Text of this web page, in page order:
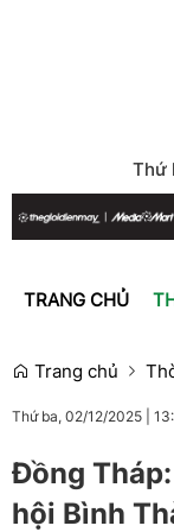
Thứ
TRANG CHỦ
Trang chủ
Thứ ba, 02/12/2025
Đồng
hội Bình